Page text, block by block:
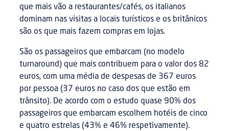
que mais vão a restaurantes/cafés, os italianos
dominam nas visitas a locais turísticos e os britânicos
são os que mais fazem compras em lojas.
São os passageiros que embarcam (no modelo
turnaround) que mais contribuem para o valor dos 82
euros, com uma média de despesas de 367 euros
por pessoa (37 euros no caso dos que estão em
trânsito). De acordo com o estudo quase 90% dos
passageiros que embarcam escolhem hotéis de cinco
e quatro estrelas (43% e 46% respetivamente).